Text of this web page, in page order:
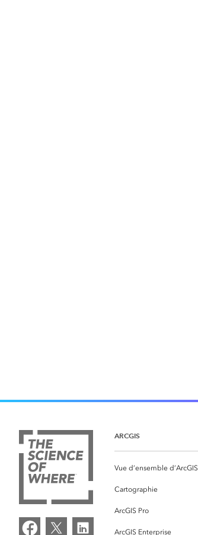
ARCGIS
Vue d’ensemble d’ArcGIS
Cartographie
ArcGIS Pro
ArcGIS Enterprise